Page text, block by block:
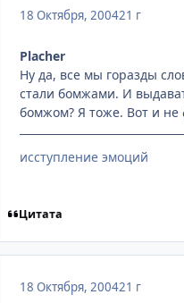
18 Октября, 200421 г
Placher
Ну да, все мы горазды
стали бомжами. И
бомжом? Я тоже. Вот и не
исступление эмоций
Цитата
18 Октября, 200421 г